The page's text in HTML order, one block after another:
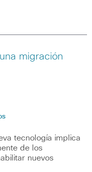
migración
tecnología implica
de los
nuevos